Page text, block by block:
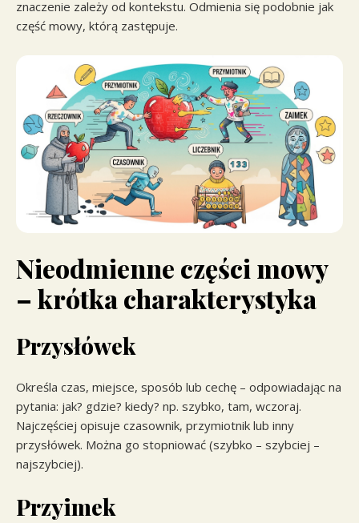
znaczenie zależy od kontekstu. Odmienia się podobnie jak
część mowy, którą zastępuje.
Nieodmienne części mowy
– krótka charakterystyka
Przysłówek
Określa czas, miejsce, sposób lub cechę – odpowiadając na
pytania: jak? gdzie? kiedy? np. szybko, tam, wczoraj.
Najczęściej opisuje czasownik, przymiotnik lub inny
przysłówek. Można go stopniować (szybko – szybciej –
najszybciej).
Przyimek